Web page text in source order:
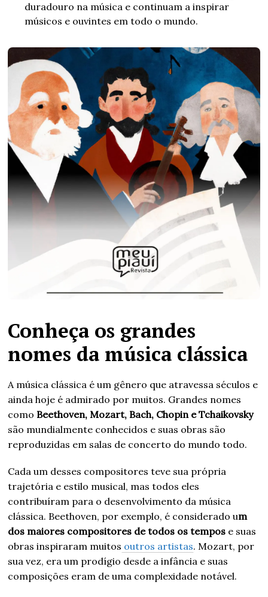
duradouro na música e continuam a inspirar
músicos e ouvintes em todo o mundo.
Conheça os grandes
nomes da música clássica
A música clássica é um gênero que atravessa séculos e
ainda hoje é admirado por muitos. Grandes nomes
comoBeethoven, Mozart, Bach, Chopin e Tchaikovsky
são mundialmente conhecidos e suas obras são
reproduzidas em salas de concerto do mundo todo.
Cada um desses compositores teve sua própria
trajetória e estilo musical, mas todos eles
contribuíram para o desenvolvimento da música
clássica. Beethoven, por exemplo, é considerado um
dos maiores compositores de todos os tempos e suas
obras inspiraram muitos outros artistas. Mozart, por
sua vez, era um prodígio desde a infância e suas
composições eram de uma complexidade notável.